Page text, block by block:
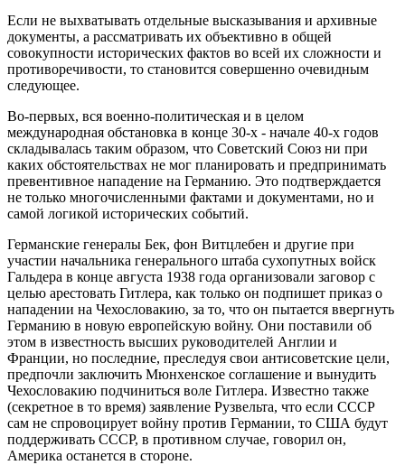
Если не выхватывать отдельные высказывания и архивные
документы, а рассматривать их объективно в общей
совокупности исторических фактов во всей их сложности и
противоречивости, то становится совершенно очевидным
следующее.
Во-первых, вся военно-политическая и в целом
международная обстановка в конце 30-х - начале 40-х годов
складывалась таким образом, что Советский Союз ни при
каких обстоятельствах не мог планировать и предпринимать
превентивное нападение на Германию. Это подтверждается
не только многочисленными фактами и документами, но и
самой логикой исторических событий.
Германские генералы Бек, фон Витцлебен и другие при
участии начальника генерального штаба сухопутных войск
Гальдера в конце августа 1938 года организовали заговор с
целью арестовать Гитлера, как только он подпишет приказ о
нападении на Чехословакию, за то, что он пытается ввергнуть
Германию в новую европейскую войну. Они поставили об
этом в известность высших руководителей Англии и
Франции, но последние, преследуя свои антисоветские цели,
предпочли заключить Мюнхенское соглашение и вынудить
Чехословакию подчиниться воле Гитлера. Известно также
(секретное в то время) заявление Рузвельта, что если СССР
сам не спровоцирует войну против Германии, то США будут
поддерживать СССР, в противном случае, говорил он,
Америка останется в стороне.